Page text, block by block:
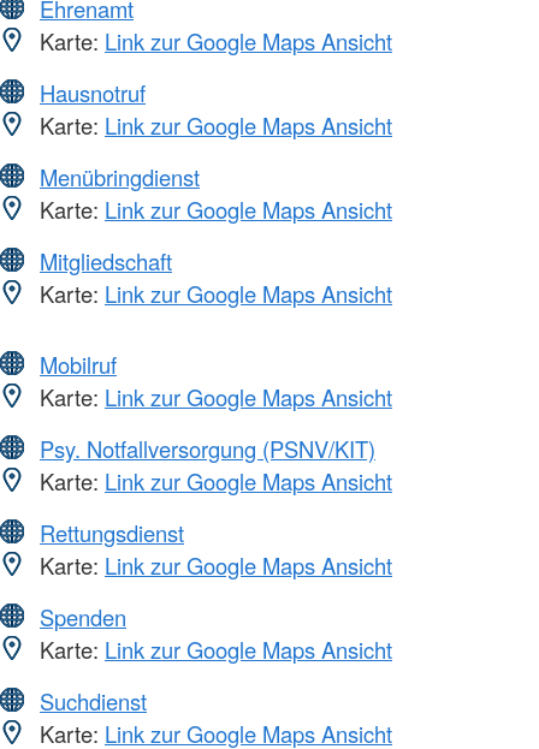
Ehrenamt
Karte: Link zur Google Maps Ansicht
Hausnotruf
Karte: Link zur Google Maps Ansicht
Menübringdienst
Karte: Link zur Google Maps Ansicht
Mitgliedschaft
Karte: Link zur Google Maps Ansicht
Mobilruf
Karte: Link zur Google Maps Ansicht
Psy. Notfallversorgung (PSNV/KIT)
Karte: Link zur Google Maps Ansicht
Rettungsdienst
Karte: Link zur Google Maps Ansicht
Spenden
Karte: Link zur Google Maps Ansicht
Suchdienst
Karte: Link zur Google Maps Ansicht